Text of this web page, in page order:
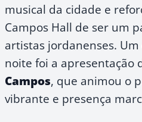
musical da cidade e
Campos Hall de ser um
artistas jordanenses.
noite foi a apresentação
Campos, que animou o
vibrante e presença